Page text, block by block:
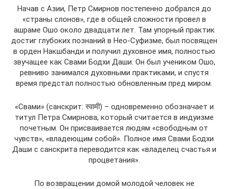
Начав с Азии, Петр Смирнов постепенно добрался до
«страны слонов», где в общей сложности провел в
ашраме Ошо около двадцати лет. Там упорный практик
достиг глубоких познаний в Нео-Суфизме, был посвящен
в орден Накшбанди и получил духовное имя, полностью
звучащее как Свами Бодхи Даши. Он был учеником Ошо,
ревниво занимался духовными практиками, и спустя
время предстал полностью обновленным пред миром.
«Свами» (санскрит: स्वामी) – одновременно обозначает и
титул Петра Смирнова, который считается в индуизме
почетным. Он присваивается людям «свободным от
чувств», «владеющим собой». Полное имя Свами Бодхи
Даши с санскрита переводится как «владелец счастья и
процветания».
По возвращении домой молодой человек не